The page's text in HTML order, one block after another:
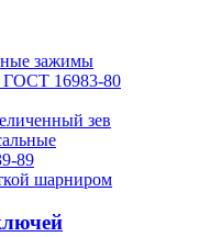
зажимы
16983-80
зев
89
шарниром